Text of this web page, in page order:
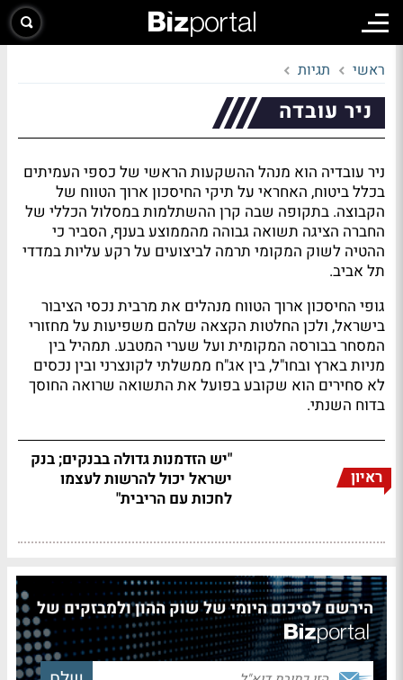
ראשי תגיות
ניר עובדה
ניר עובדיה הוא מנהל ההשקעות הראשי של כספי העמיתים
בכלל ביטוח, האחראי על תיקי החיסכון ארוך הטווח של
הקבוצה. בתקופה שבה קרן ההשתלמות במסלול הכללי של
החברה הציגה תשואה גבוהה מהממוצע בענף, הסביר כי
ההטיה לשוק המקומי תרמה לביצועים על רקע עליות במדדי
תל אביב.
גופי החיסכון ארוך הטווח מנהלים את מרבית נכסי הציבור
בישראל, ולכן החלטות הקצאה שלהם משפיעות על מחזורי
המסחר בבורסה המקומית ועל שערי המטבע. תמהיל בין
מניות בארץ ובחו"ל, בין אג"ח ממשלתי לקונצרני ובין נכסים
לא סחירים הוא שקובע בפועל את התשואה שרואה החוסך
בדוח השנתי.
ראיון
"יש הזדמנות גדולה בבנקים; בנק
ישראל יכול להרשות לעצמו
לחכות עם הריבית"
הירשם לסיכום היומי של שוק ההון ולמבזקים של